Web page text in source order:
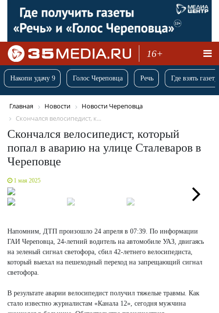
16+
Накопи удачу 9 Голос Череповца Речь Где взять
Главная Новости
Новости Череповца
Скончался велосипедист, к...
Скончался велосипедист, который
попал в аварию на улице Сталеваров в
Череповце
1 мая 2025
Напомним, ДТП произошло 24 апреля в 07:39. По информации
ГАИ Череповца, 24-летний водитель на автомобиле УАЗ, двигаясь
на зеленый сигнал светофора, сбил 42-летнего велосипедиста,
который выехал на пешеходный переход на запрещающий сигнал
светофора.
В результате аварии велосипедист получил тяжелые травмы. Как
стало известно журналистам «Канала 12», сегодня мужчина